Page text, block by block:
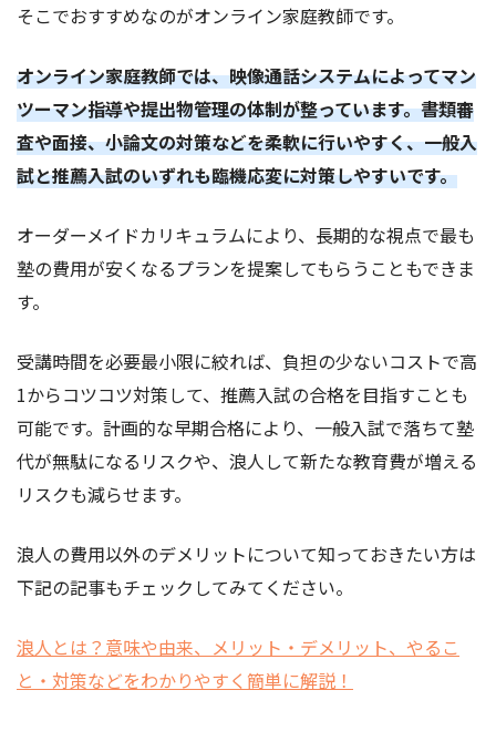
そこでおすすめなのがオンライン家庭教師です。
オンライン家庭教師では、映像通話システムによってマン
ツーマン指導や提出物管理の体制が整っています。書類審
査や面接、小論文の対策などを柔軟に行いやすく、一般入
試と推薦入試のいずれも臨機応変に対策しやすいです。
オーダーメイドカリキュラムにより、長期的な視点で最も
塾の費用が安くなるプランを提案してもらうこともできま
す。
受講時間を必要最小限に絞れば、負担の少ないコストで高
1からコツコツ対策して、推薦入試の合格を目指すことも
可能です。計画的な早期合格により、一般入試で落ちて塾
代が無駄になるリスクや、浪人して新たな教育費が増える
リスクも減らせます。
浪人の費用以外のデメリットについて知っておきたい方は
下記の記事もチェックしてみてください。
浪人とは？意味や由来、メリット・デメリット、やるこ
と・対策などをわかりやすく簡単に解説！